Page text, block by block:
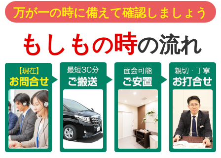
万が一の時に備えて確認しましょう
もしもの時の流れ